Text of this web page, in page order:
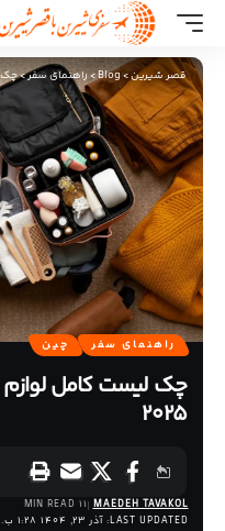
قصر شیرین>
Blog
>راهنمای سفر>چک
راهنمای سفر چین
چک لیست کامل لوازم
۲۰۲۵
LAST UPDATED: آذر 23, 1404 1:28 ب.ظ
MAEDEH TAVAKOL
11 MIN READ